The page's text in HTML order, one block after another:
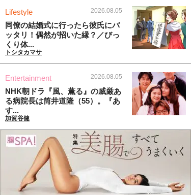
Lifestyle 2026.08.05
同僚の結婚式に行ったら彼氏にバ
ッタリ！偶然が招いた縁？／びっ
くり体...
トシタカマサ
Entertainment 2026.08.05
NHK朝ドラ『風、薫る』の威厳あ
る病院長は筒井道隆（55）。『あ
す...
加賀谷健